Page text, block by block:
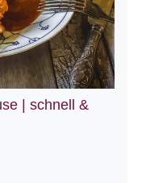
| schnell &